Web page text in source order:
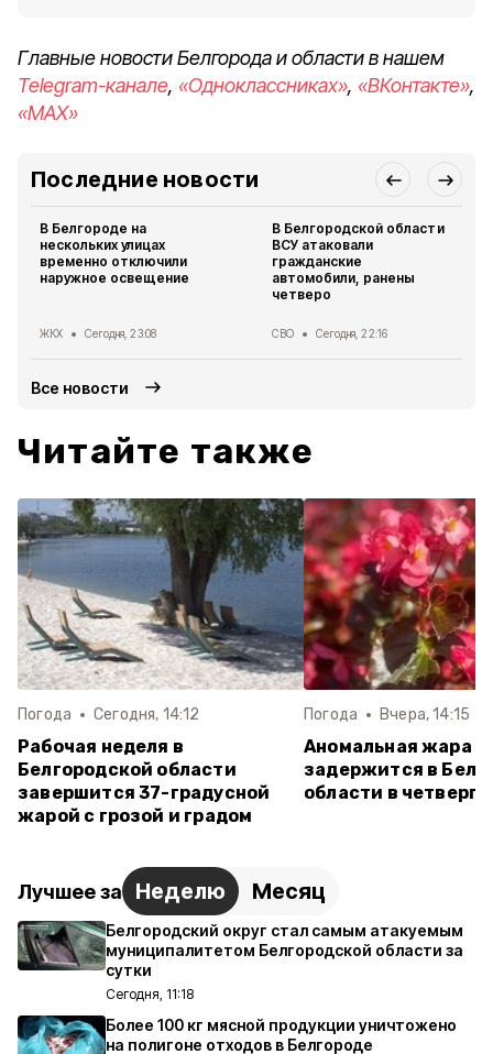
Главные новости Белгорода и области в нашем
Telegram-канале, «Одноклассниках», «ВКонтакте»,
«MAX»
Последние новости
В Белгороде на
нескольких улицах
временно отключили
наружное освещение
ЖКХ Сегодня, 23:08
В Белгородской области
ВСУ атаковали
гражданские
автомобили, ранены
четверо
СВО Сегодня, 22:16
Все новости
Читайте также
Погода Сегодня, 14:12
Рабочая неделя в
Белгородской области
завершится 37-градусной
жарой с грозой и градом
Погода Вчера, 14:15
Аномальная жара
задержится в
области в четверг
Лучшее за Неделю Месяц
Белгородский округ стал самым атакуемым
муниципалитетом Белгородской области за
сутки
Сегодня, 11:18
Более 100 кг мясной продукции уничтожено
на полигоне отходов в Белгороде